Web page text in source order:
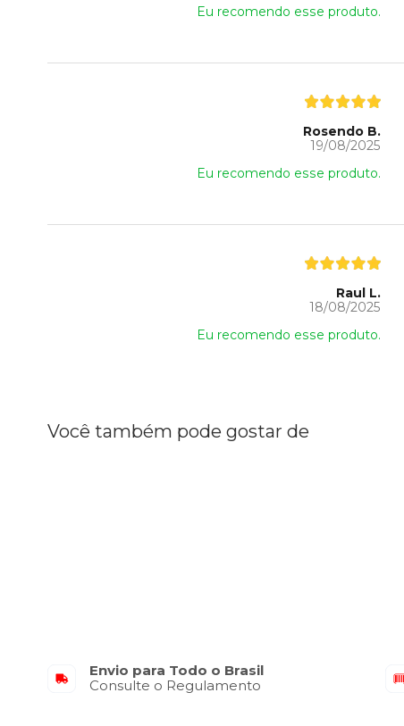
Eu recomendo esse produto.
Rosendo B.
19/08/2025
Eu recomendo esse produto.
Raul L.
18/08/2025
Eu recomendo esse produto.
Você também pode gostar de
Envio para Todo o Brasil
Consulte o Regulamento